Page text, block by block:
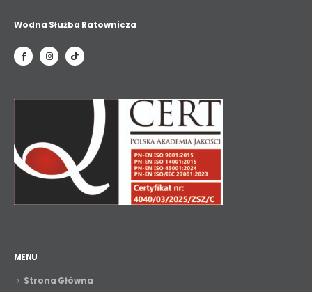
Wodna Służba Ratownicza
MENU
Strona Główna